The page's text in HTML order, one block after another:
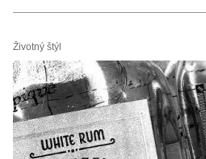
Životný štýl